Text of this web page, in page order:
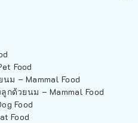
Food
ม – Mammal Food
กด้วยนม – Mammal Food
Food
Food